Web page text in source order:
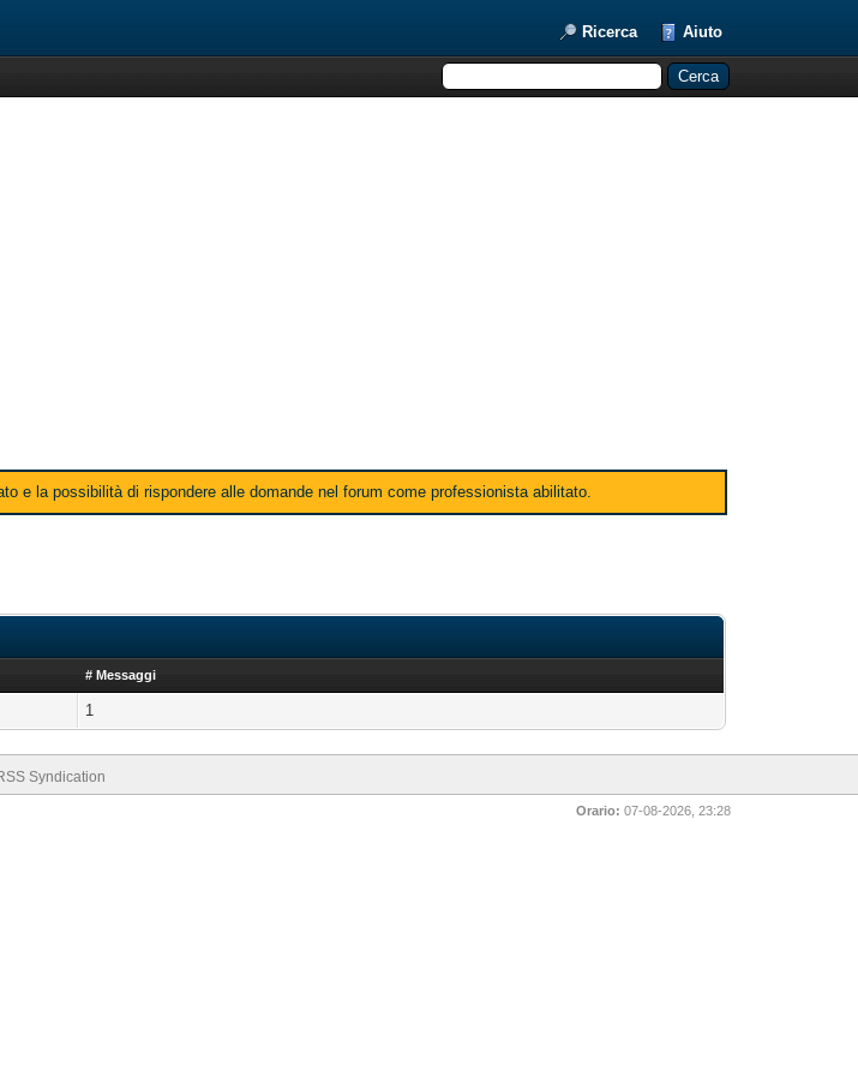
Ricerca Aiuto
e la possibilità di rispondere alle domande nel forum come professionista abilitato.
# Messaggi
1
Syndication
Orario: 07-08-2026, 23:28